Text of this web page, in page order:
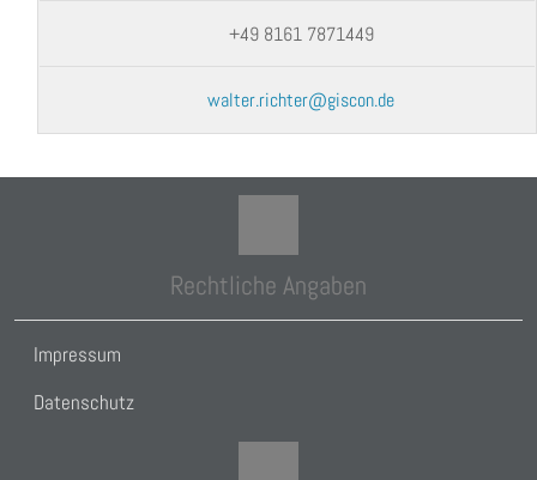
+49 8161 7871449
walter.richter@giscon.de
Rechtliche Angaben
Impressum
Datenschutz